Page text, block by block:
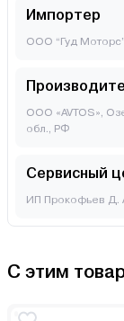
Импортер
ООО “Гуд
ООО «AVTOS»,
обл., РФ
Сервисный
ИП Прокофьев Д.
С этим